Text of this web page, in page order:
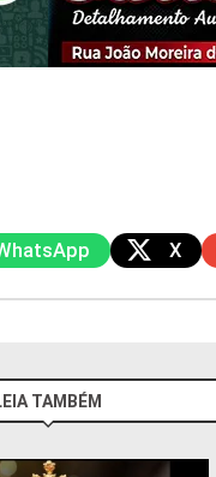
X
TAMBÉM